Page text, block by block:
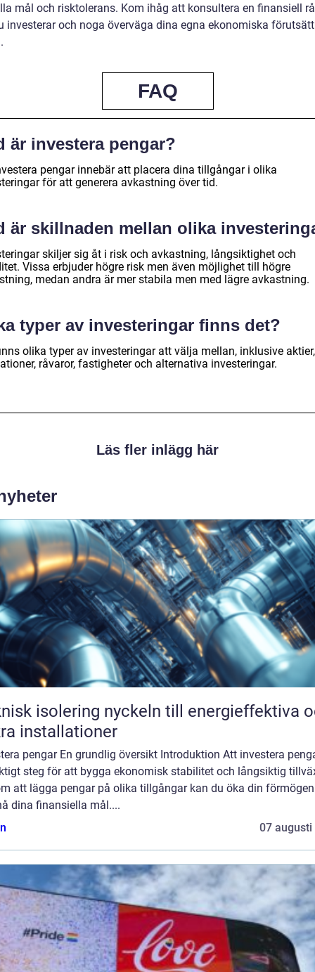
mål och risktolerans. Kom ihåg att konsultera en finansiell
investerar och noga överväga dina egna ekonomiska
FAQ
är investera pengar?
pengar innebär att placera dina tillgångar i olika
för att generera avkastning över tid.
är skillnaden mellan olika
skiljer sig åt i risk och avkastning, långsiktighet och
Vissa erbjuder högre risk men även möjlighet till högre
medan andra är mer stabila men med lägre avkastning.
typer av investeringar finns det?
olika typer av investeringar att välja mellan, inklusive aktier,
råvaror, fastigheter och alternativa investeringar.
Läs fler inlägg här
nyckeln till energieffektiva och
installationer
pengar En grundlig översikt Introduktion Att investera
steg för att bygga ekonomisk stabilitet och långsiktig
att lägga pengar på olika tillgångar kan du öka din
dina finansiella mål....
07 augusti